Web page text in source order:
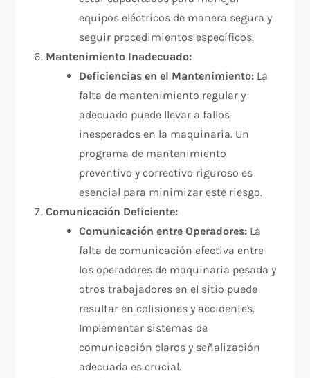
equipos eléctricos de manera segura y
seguir procedimientos específicos.
Mantenimiento Inadecuado:
Deficiencias en el Mantenimiento: La
falta de mantenimiento regular y
adecuado puede llevar a fallos
inesperados en la maquinaria. Un
programa de mantenimiento
preventivo y correctivo riguroso es
esencial para minimizar este riesgo.
Comunicación Deficiente:
Comunicación entre Operadores: La
falta de comunicación efectiva entre
los operadores de maquinaria pesada y
otros trabajadores en el sitio puede
resultar en colisiones y accidentes.
Implementar sistemas de
comunicación claros y señalización
adecuada es crucial.